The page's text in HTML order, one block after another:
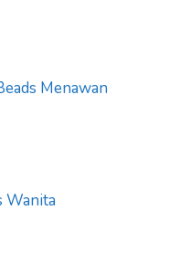
Menawan
Wanita